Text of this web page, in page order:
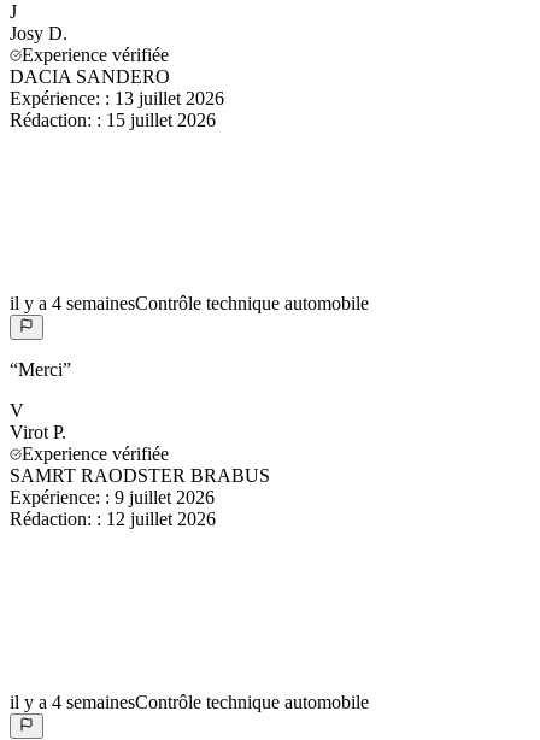
J
Josy D.
Experience vérifiée
DACIA SANDERO
Expérience: : 13 juillet 2026
Rédaction: : 15 juillet 2026
il y a 4 semainesContrôle technique automobile
“Merci”
V
Virot P.
Experience vérifiée
SAMRT RAODSTER BRABUS
Expérience: : 9 juillet 2026
Rédaction: : 12 juillet 2026
il y a 4 semainesContrôle technique automobile